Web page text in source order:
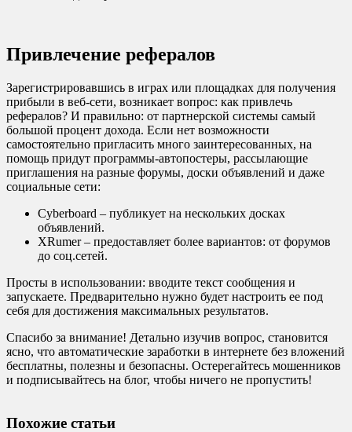
Привлечение рефералов
Зарегистрировавшись в играх или площадках для получения
прибыли в веб-сети, возникает вопрос: как привлечь
рефералов? И правильно: от партнерской системы самый
большой процент дохода. Если нет возможности
самостоятельно пригласить много заинтересованных, на
помощь придут программы-автопостеры, рассылающие
приглашения на разные форумы, доски объявлений и даже
социальные сети:
Cyberboard – публикует на нескольких досках
объявлений.
XRumer – предоставляет более вариантов: от форумов
до соц.сетей.
Просты в использовании: вводите текст сообщения и
запускаете. Предварительно нужно будет настроить ее под
себя для достижения максимальных результатов.
Спасибо за внимание! Детально изучив вопрос, становится
ясно, что автоматические заработки в интернете без вложений
бесплатны, полезны и безопасны. Остерегайтесь мошенников
и подписывайтесь на блог, чтобы ничего не пропустить!
Похожие статьи